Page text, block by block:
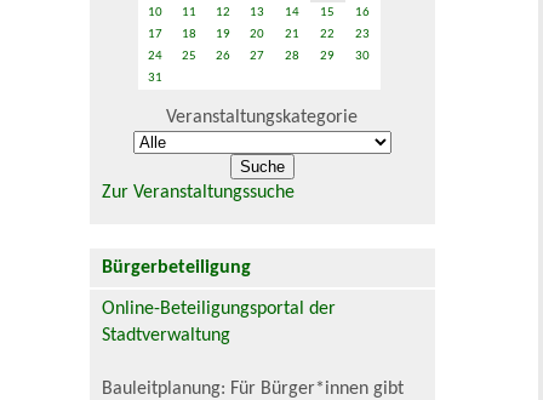
10
11 12 13 14 15
16
17
18 19 20 21 22
23
24
25 26 27 28 29
30
31
Veranstaltungskategorie
Zur Veranstaltungssuche
Bürgerbeteiligung
Online-Beteiligungsportal der
Stadtverwaltung
Bauleitplanung: Für Bürger*innen gibt